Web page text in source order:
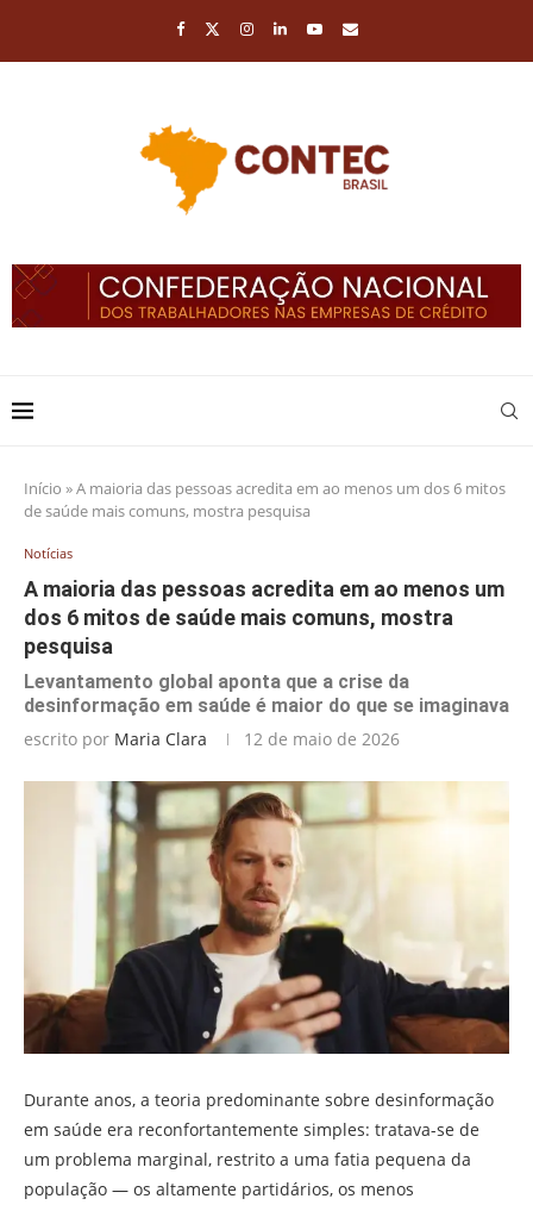
Início »A maioria das pessoas acredita em ao menos um dos 6 mitos
de saúde mais comuns, mostra pesquisa
Notícias
A maioria das pessoas acredita em ao menos um
dos 6 mitos de saúde mais comuns, mostra
pesquisa
Levantamento global aponta que a crise da
desinformação em saúde é maior do que se imaginava
escrito por Maria Clara 12 de maio de 2026
Durante anos, a teoria predominante sobre desinformação
em saúde era reconfortantemente simples: tratava-se de
um problema marginal, restrito a uma fatia pequena da
população — os altamente partidários, os menos